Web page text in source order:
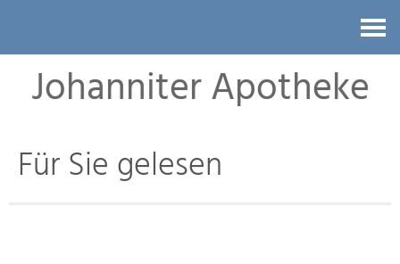
Johanniter Apotheke
Für Sie gelesen